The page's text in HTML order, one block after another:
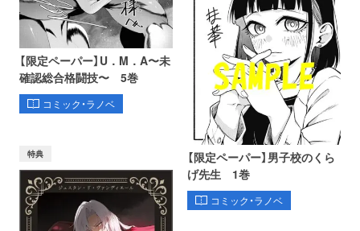
【限定ペーパー】U．M．A〜未
確認総合格闘技〜 5巻
コミック・ラノベ
【限定ペーパー】男子校のくら
げ先生 1巻
コミック・ラノベ
特典